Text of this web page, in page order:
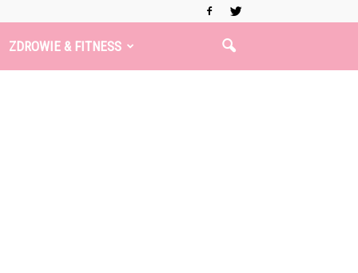
ZDROWIE & FITNESS